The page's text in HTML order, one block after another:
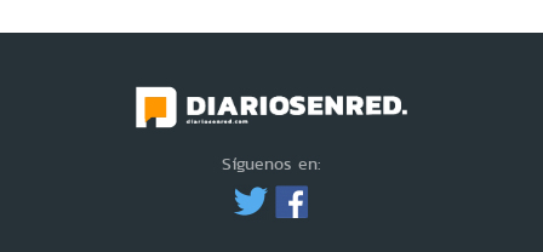
Síguenos en: